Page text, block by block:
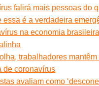
falirá mais pessoas do
essa é a verdadeira
na economia
trabalhadores mantêm
de coronavírus
avaliam como